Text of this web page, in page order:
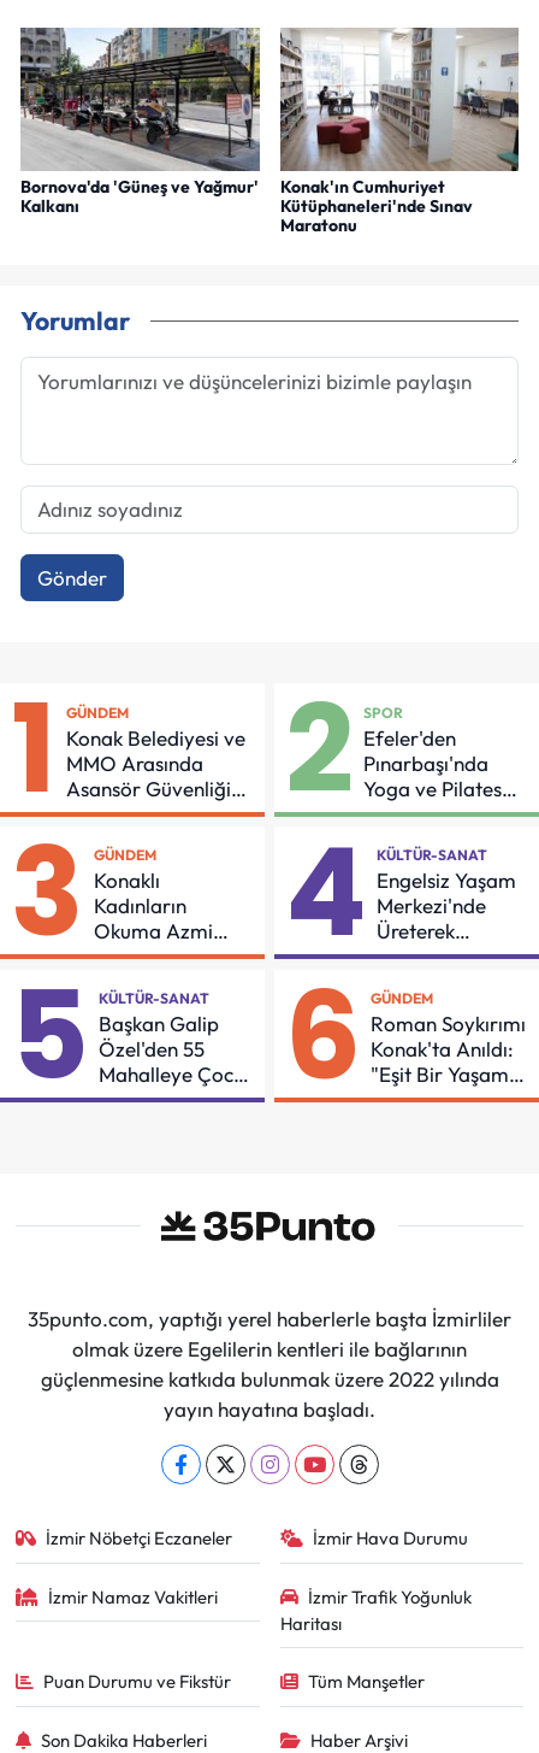
Bornova'da 'Güneş ve Yağmur'
Kalkanı
Konak'ın Cumhuriyet
Kütüphaneleri'nde Sınav
Maratonu
Yorumlar
Gönder
1 GÜNDEM
Konak Belediyesi ve
MMO Arasında
Asansör Güvenliği
İçin Önemli Protokol
2 SPOR
Efeler'den
Pınarbaşı'nda
Yoga ve Pilates
Buluşması
3 GÜNDEM
Konaklı
Kadınların
Okuma Azmi
Örnek Oldu
4 KÜLTÜR-SANAT
Engelsiz Yaşam
Merkezi'nde
Üreterek
Güçleniyorlar
5 KÜLTÜR-SANAT
Başkan Galip
Özel'den 55
Mahalleye Çocuk
Şenliği
6 GÜNDEM
Roman Soykırımı
Konak'ta Anıldı:
"Eşit Bir Yaşam
İçin Mücadeleyi
35punto.com, yaptığı yerel haberlerle başta İzmirliler
olmak üzere Egelilerin kentleri ile bağlarının
güçlenmesine katkıda bulunmak üzere 2022 yılında
yayın hayatına başladı.
İzmir Nöbetçi Eczaneler İzmir Hava Durumu
İzmir Namaz Vakitleri
İzmir Trafik Yoğunluk
Haritası
Puan Durumu ve Fikstür Tüm Manşetler
Son Dakika Haberleri Haber Arşivi